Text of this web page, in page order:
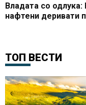
Владата со одлука:
нафтени деривати
ТОП ВЕСТИ